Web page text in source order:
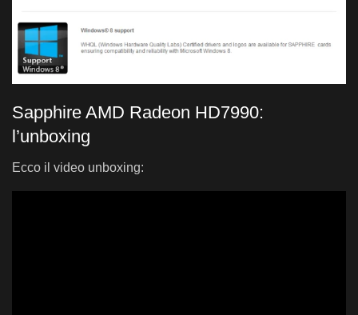
Sapphire AMD Radeon HD7990:
l’unboxing
Ecco il video unboxing: